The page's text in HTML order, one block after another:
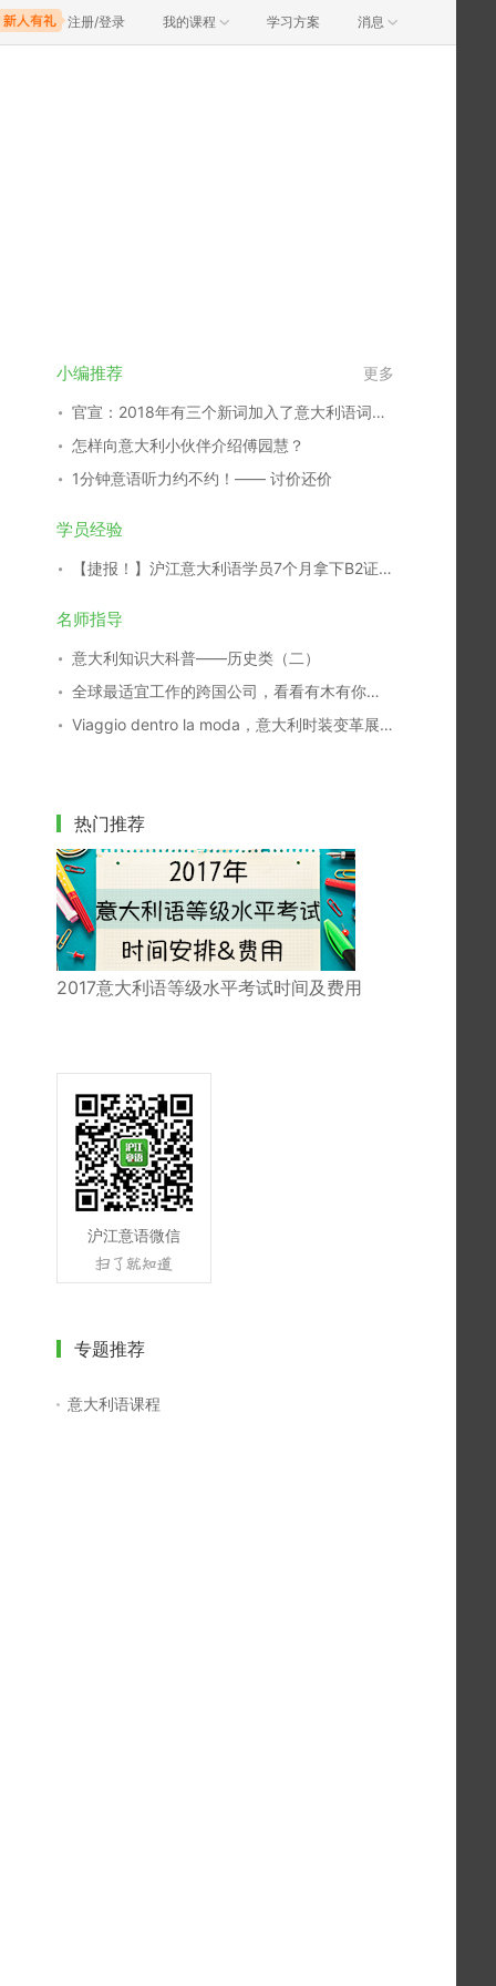
注册/登录 我的课程 学习方案 消息
小编推荐 更多
官宣：2018年有三个新词加入了意大利语词汇家族
怎样向意大利小伙伴介绍傅园慧？
1分钟意语听力约不约！—— 讨价还价
学员经验
【捷报！】沪江意大利语学员7个月拿下B2证书！
名师指导
意大利知识大科普——历史类（二）
全球最适宜工作的跨国公司，看看有木有你们家
Viaggio dentro la moda，意大利时装变革展29日开幕
热门推荐
2017意大利语等级水平考试时间及费用
沪江意语微信
专题推荐
意大利语课程